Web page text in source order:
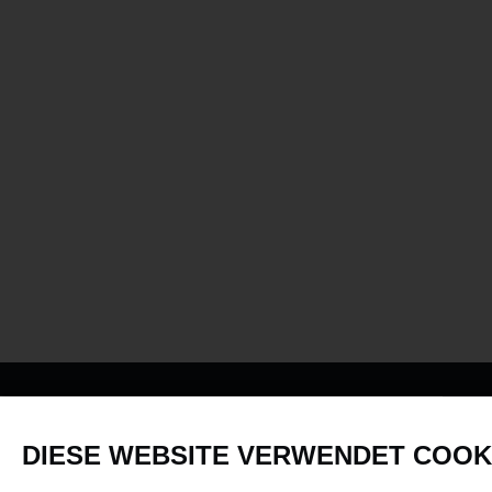
DIESE WEBSITE VERWENDET